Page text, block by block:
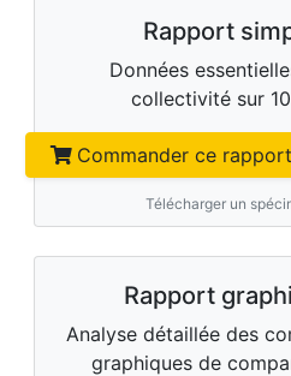
Rapport
Données
collectivité sur
Commander ce rapport
Télécharger un
Rapport
Analyse détaillée des
graphiques de